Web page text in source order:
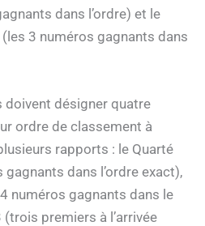
dans l’ordre) et le
3 numéros gagnants dans
doivent désigner quatre
ordre de classement à
rapports : le Quarté
gagnants dans l’ordre exact),
numéros gagnants dans le
premiers à l’arrivée